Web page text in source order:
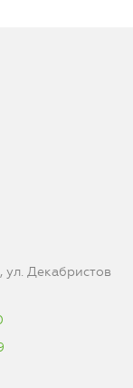
ул. Декабристов